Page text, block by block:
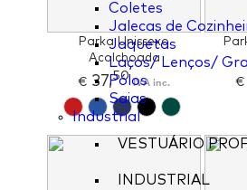
Coletes
Jalecas de
Jaquetas
Laços/ Lenços/
Pólos
Saias
Industrial
VESTUÁRIO
INDUSTRIAL
Parka Unissexo
Acolchoada
€ 37,50 IVA inc. €